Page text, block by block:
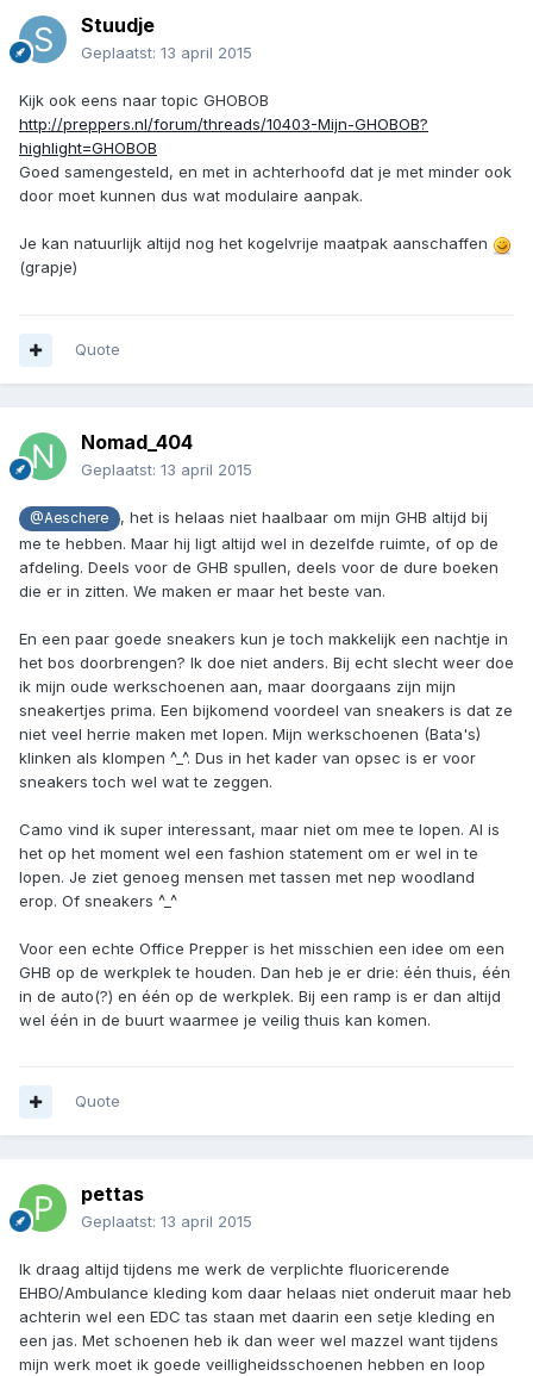
Stuudje
Geplaatst: 13 april 2015
Kijk ook eens naar topic GHOBOB
http://preppers.nl/forum/threads/10403-Mijn-GHOBOB?
highlight=GHOBOB
Goed samengesteld, en met in achterhoofd dat je met minder ook
door moet kunnen dus wat modulaire aanpak.
Je kan natuurlijk altijd nog het kogelvrije maatpak aanschaffen
(grapje)
Quote
Nomad_404
Geplaatst: 13 april 2015
@Aeschere
, het is helaas niet haalbaar om mijn GHB altijd bij
me te hebben. Maar hij ligt altijd wel in dezelfde ruimte, of op de
afdeling. Deels voor de GHB spullen, deels voor de dure boeken
die er in zitten. We maken er maar het beste van.
En een paar goede sneakers kun je toch makkelijk een nachtje in
het bos doorbrengen? Ik doe niet anders. Bij echt slecht weer doe
ik mijn oude werkschoenen aan, maar doorgaans zijn mijn
sneakertjes prima. Een bijkomend voordeel van sneakers is dat ze
niet veel herrie maken met lopen. Mijn werkschoenen (Bata's)
klinken als klompen ^_^. Dus in het kader van opsec is er voor
sneakers toch wel wat te zeggen.
Camo vind ik super interessant, maar niet om mee te lopen. Al is
het op het moment wel een fashion statement om er wel in te
lopen. Je ziet genoeg mensen met tassen met nep woodland
erop. Of sneakers ^_^
Voor een echte Office Prepper is het misschien een idee om een
GHB op de werkplek te houden. Dan heb je er drie: één thuis, één
in de auto(?) en één op de werkplek. Bij een ramp is er dan altijd
wel één in de buurt waarmee je veilig thuis kan komen.
Quote
pettas
Geplaatst: 13 april 2015
Ik draag altijd tijdens me werk de verplichte fluoricerende
EHBO/Ambulance kleding kom daar helaas niet onderuit maar heb
achterin wel een EDC tas staan met daarin een setje kleding en
een jas. Met schoenen heb ik dan weer wel mazzel want tijdens
mijn werk moet ik goede veilligheidsschoenen hebben en loop